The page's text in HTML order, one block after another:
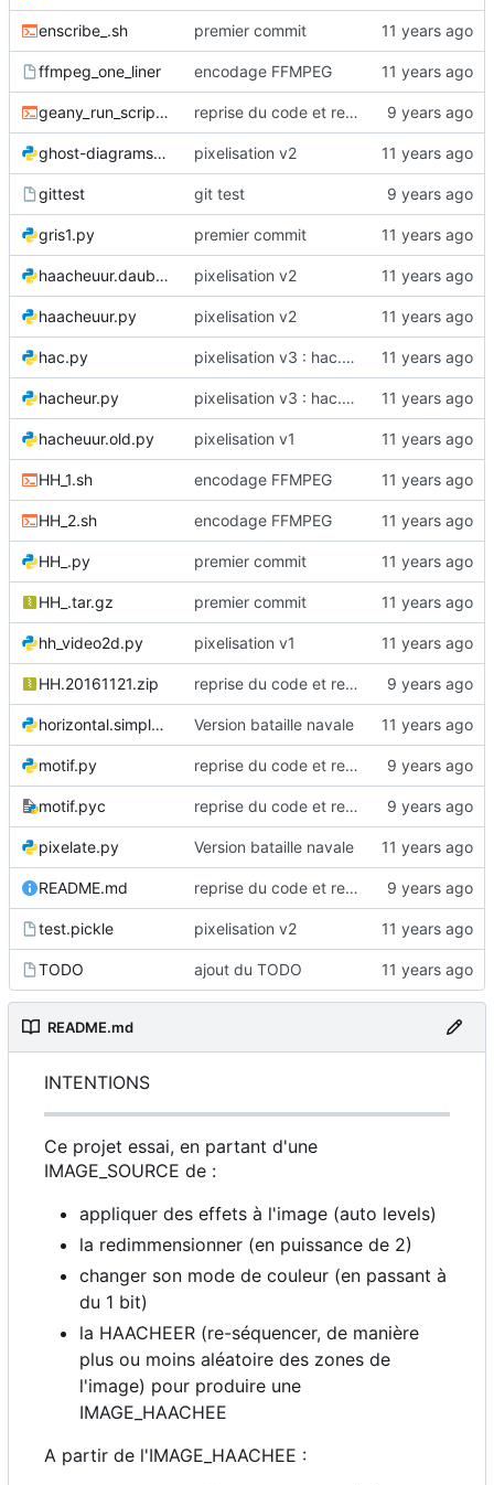
enscribe_.sh premier commit
ffmpeg_one_liner encodage FFMPEG
geany_run_script.sh reprise du code et renommages
ghost-diagrams-0.8.py pixelisation v2
gittest git test
gris1.py premier commit
haacheuur.daube.py pixelisation v2
haacheuur.py pixelisation v2
hac.py pixelisation v3 : hac.py
hacheur.py pixelisation v3 : hac.py
hacheuur.old.py pixelisation v1
HH_1.sh encodage FFMPEG
HH_2.sh encodage FFMPEG
HH_.py premier commit
HH_.tar.gz premier commit
hh_video2d.py pixelisation v1
HH.20161121.zip reprise du code et renommages
horizontal.simple.py Version bataille navale
motif.py reprise du code et renommages
motif.pyc reprise du code et renommages
pixelate.py Version bataille navale
README.md reprise du code et renommages
test.pickle pixelisation v2
TODO ajout du TODO
README.md
INTENTIONS
Ce projet essai, en partant d'une
IMAGE_SOURCE de :
appliquer des effets à l'image (auto levels)
la redimmensionner (en puissance de 2)
changer son mode de couleur (en passant à
du 1 bit)
la HAACHEER (re-séquencer, de manière
plus ou moins aléatoire des zones de
l'image) pour produire une
IMAGE_HAACHEE
A partir de l'IMAGE_HAACHEE :